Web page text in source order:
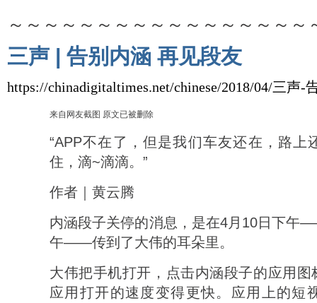
～～～～～～～～～～～～～～～～～
三声 | 告别内涵 再见段友
https://chinadigitaltimes.net/chinese/2018/04/三声-
来自网友截图 原文已被删除
“APP不在了，但是我们车友还在，路上
住，滴~滴滴。”
作者｜黄云腾
内涵段子关停的消息，是在4月10日下午
午——传到了大伟的耳朵里。
大伟把手机打开，点击内涵段子的应用
应用打开的速度变得更快。应用上的短